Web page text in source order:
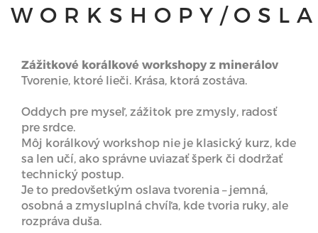
WORKSHOPY/
Zážitkové korálkové workshopy z minerálov
Tvorenie, ktoré lieči. Krása, ktorá zostáva.
Oddych pre myseľ, zážitok pre zmysly, radosť
pre srdce.
Môj korálkový workshop nie je klasický kurz, kde
sa len učí, ako správne uviazať šperk či dodržať
technický postup.
Je to predovšetkým oslava tvorenia – jemná,
osobná a zmysluplná chvíľa, kde tvoria ruky, ale
rozpráva duša.